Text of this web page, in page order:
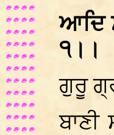
ਆਦਿ
੧।।
ਗੁਰੂ